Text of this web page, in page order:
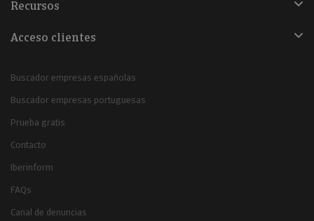
Recursos
Acceso clientes
Buscador empresas españolas
Buscador empresas portuguesas
Prueba gratis
Contacto
Iberinform
FAQs
Canal de denuncias